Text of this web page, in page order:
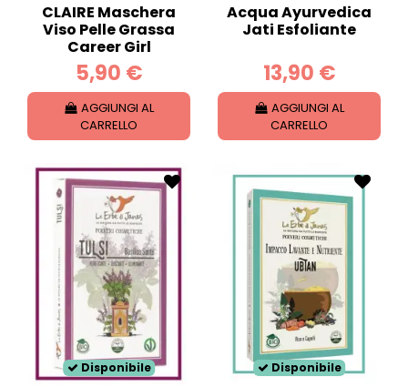
CLAIRE Maschera
Viso Pelle Grassa
Career Girl
5,90 €
AGGIUNGI AL
CARRELLO
Acqua Ayurvedica
Jati Esfoliante
13,90 €
AGGIUNGI AL
CARRELLO
Disponibile
Disponibile